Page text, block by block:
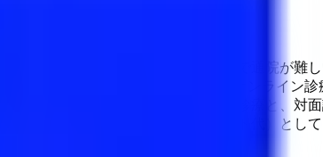
を行っております。 お仕事の関係で通院が難
談いただけるよう、初診を含めたオンライン
診療、その他の受診はオンライン診療と、対
処方箋の送料（レターパックライト代）として